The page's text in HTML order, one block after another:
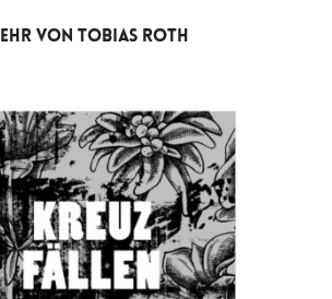
VON TOBIAS ROTH